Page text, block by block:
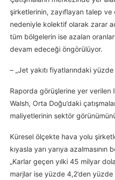
şirketlerinin, zayıflayan talep ve
nedeniyle kolektif olarak zarar
tüm bölgelerin ise azalan
devam edeceği öngörülüyor.
– „Jet yakıtı fiyatlarındaki
Raporda görüşlerine yer verilen
Walsh, Orta Doğu’daki
maliyetlerinin sektör
Küresel ölçekte hava yolu
kıyasla yarı yarıya
„Karlar geçen yılki 45 milyar
marjlar ise yüzde 4,2’den yüzde